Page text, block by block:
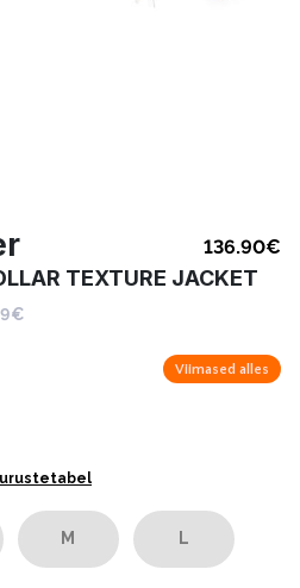
136.90€
TEXTURE JACKET
Viimased alles
M L